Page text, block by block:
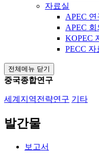
자료실
APEC
APEC 회
KOPEC
PECC 자
전체메뉴 닫기
중국종합연구
세계지역전략연구 기타
발간물
보고서